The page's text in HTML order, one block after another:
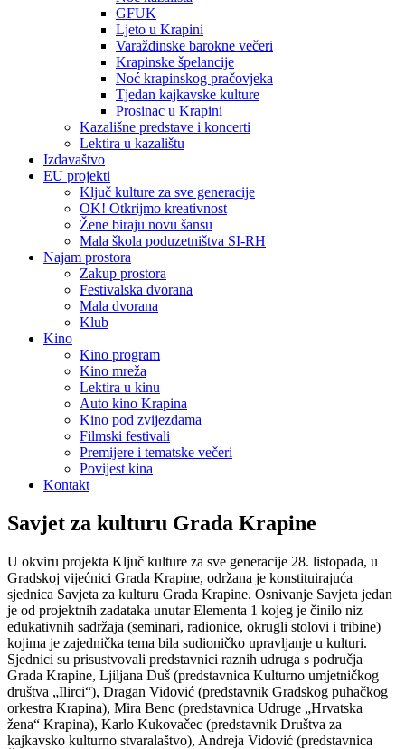
GFUK
Ljeto u Krapini
Varaždinske barokne večeri
Krapinske špelancije
Noć krapinskog pračovjeka
Tjedan kajkavske kulture
Prosinac u Krapini
Kazališne predstave i koncerti
Lektira u kazalištu
Izdavaštvo
EU projekti
Ključ kulture za sve generacije
OK! Otkrijmo kreativnost
Žene biraju novu šansu
Mala škola poduzetništva SI-RH
Najam prostora
Zakup prostora
Festivalska dvorana
Mala dvorana
Klub
Kino
Kino program
Kino mreža
Lektira u kinu
Auto kino Krapina
Kino pod zvijezdama
Filmski festivali
Premijere i tematske večeri
Povijest kina
Kontakt
Savjet za kulturu Grada Krapine
U okviru projekta Ključ kulture za sve generacije 28. listopada, u
Gradskoj vijećnici Grada Krapine, održana je konstituirajuća
sjednica Savjeta za kulturu Grada Krapine. Osnivanje Savjeta jedan
je od projektnih zadataka unutar Elementa 1 kojeg je činilo niz
edukativnih sadržaja (seminari, radionice, okrugli stolovi i tribine)
kojima je zajednička tema bila sudioničko upravljanje u kulturi.
Sjednici su prisustvovali predstavnici raznih udruga s područja
Grada Krapine, Ljiljana Duš (predstavnica Kulturno umjetničkog
društva „Ilirci“), Dragan Vidović (predstavnik Gradskog puhačkog
orkestra Krapina), Mira Benc (predstavnica Udruge „Hrvatska
žena“ Krapina), Karlo Kukovačec (predstavnik Društva za
kajkavsko kulturno stvaralaštvo), Andreja Vidović (predstavnica